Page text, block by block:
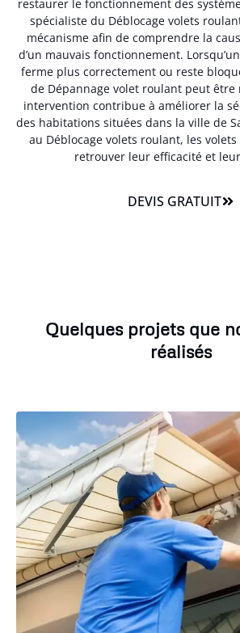
restaurer le fonctionnement des
spécialiste du Déblocage volets
mécanisme afin de comprendre la
d’un mauvais fonctionnement.
ferme plus correctement ou reste
de Dépannage volet roulant peut être
intervention contribue à améliorer la
des habitations situées dans la ville de
au Déblocage volets roulant, les
retrouver leur efficacité et
DEVIS GRATUIT
Quelques projets que
réalisés